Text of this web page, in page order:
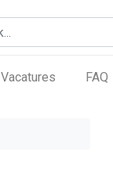
Vacatures FAQ